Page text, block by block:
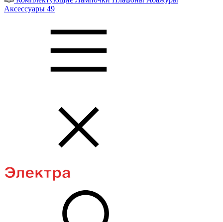
Аксессуары 49